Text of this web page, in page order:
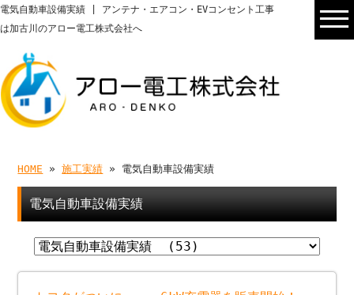
電気自動車設備実績 | アンテナ・エアコン・EVコンセント工事
は加古川のアロー電工株式会社へ
HOME »施工実績 » 電気自動車設備実績
電気自動車設備実績